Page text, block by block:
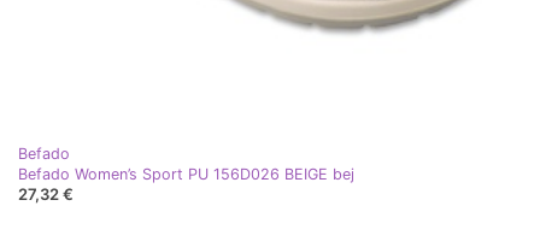
Befado
Befado Women’s Sport PU 156D026 BEIGE bej
27,32 €